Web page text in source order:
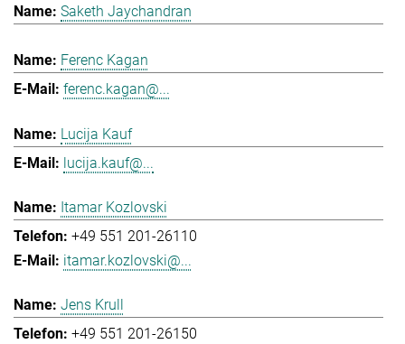
Saketh Jaychandran
Ferenc Kagan
ferenc.kagan@...
Lucija Kauf
lucija.kauf@...
Itamar Kozlovski
+49 551 201-26110
itamar.kozlovski@...
Jens Krull
+49 551 201-26150